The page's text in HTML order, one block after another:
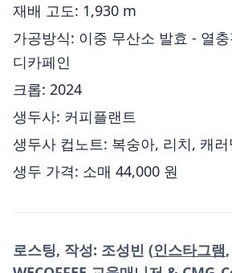
재배 고도: 1,930 m
가공방식: 이중 무산소 발효 - 열
디카페인
크롭: 2024
생두사: 커피플랜트
생두사 컵노트: 복숭아, 리치, 캐
생두 가격: 소매 44,000 원
로스팅, 작성: 조성빈 (인스타그램,